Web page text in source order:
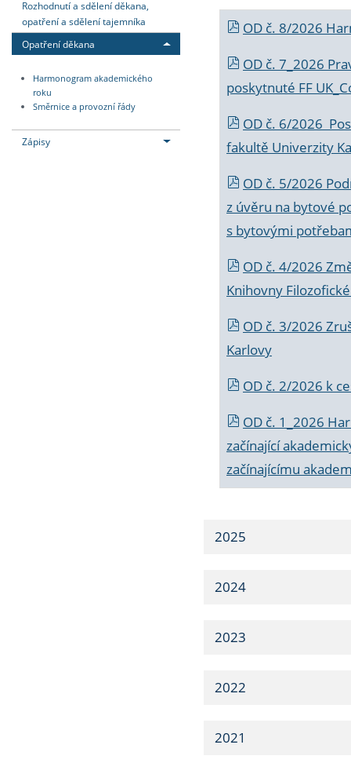
Rozhodnutí a sdělení děkana,
opatření a sdělení tajemníka
Opatření děkana
Harmonogram akademického
roku
Směrnice a provozní řády
Zápisy
OD č. 8/2026
OD č. 7_2026
poskytnuté FF
OD č. 6/2026
fakultě Univerzity
OD č. 5/2026
z úvěru na bytové
s bytovými
OD č. 4/2026
Knihovny
OD č. 3/2026
Karlovy
OD č. 2/2026 k
OD č. 1_2026
začínající
začínajícímu
2025
2024
2023
2022
2021